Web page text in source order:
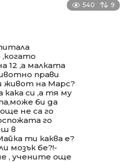
540 9
,когато
12 ,а малката
прави
живот на Марс?
си ,а тя му
би да
не са го
го
в
ти каква е?
мозък бе?!-
, учените още